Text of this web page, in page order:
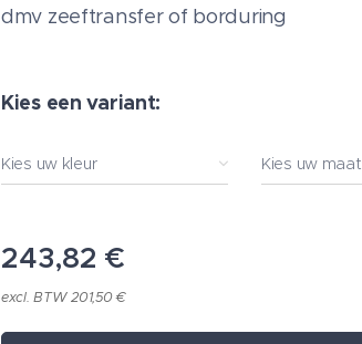
dmv zeeftransfer of borduring
Kies een variant:
Kies uw kleur Kies uw maat
243,82 €
excl. BTW 201,50 €